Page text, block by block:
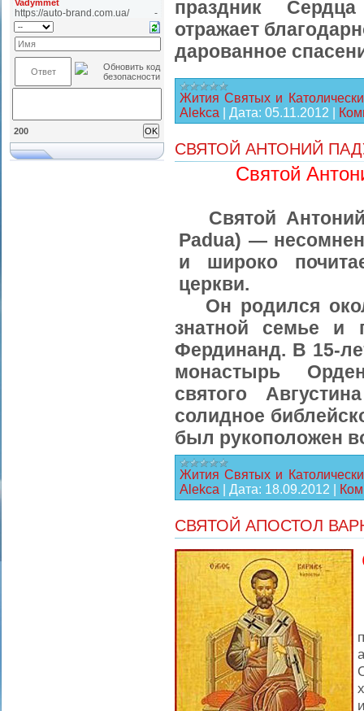
200
праздник
отражает
дарованное
Жития Святых и
Alekca
Дата: 05.11.2012
СВЯТОЙ АНТОНИЙ
Святой
Святой
Padua) —
и широко
церкви.
Он родился
знатной семье и
Фердинанд. В 15-
монастырь
святого
солидное
был рукоположен
Жития Святых и
Alekca
Дата: 18.09.2012
СВЯТОЙ АПОСТОЛ